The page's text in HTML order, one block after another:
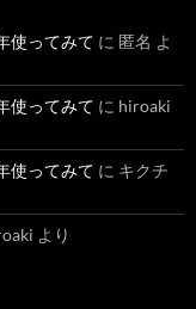
使ってみて に 匿名 よ
使ってみて に hiroaki
使ってみて に キクチ
より